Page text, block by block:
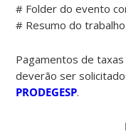
# Folder do evento
# Resumo do trabalho
Pagamentos de
deverão ser
PRODEGESP.